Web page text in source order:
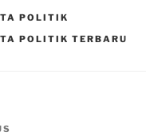
POLITIK
POLITIK TERBARU